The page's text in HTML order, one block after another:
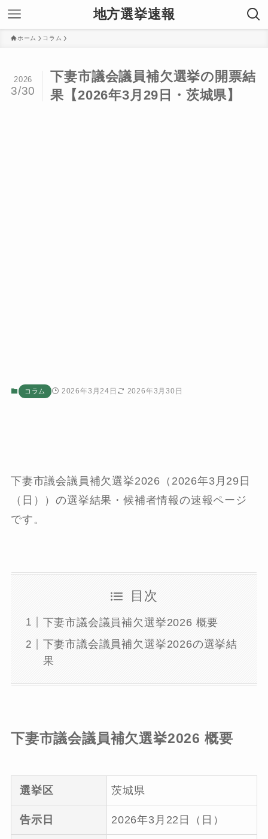
地方選挙速報
ホーム コラム
下妻市議会議員補欠選挙の開票結
果【2026年3月29日・茨城県】
2026
3/30
コラム 2026年3月24日 2026年3月30日
下妻市議会議員補欠選挙2026（2026年3月29日
（日））の選挙結果・候補者情報の速報ページ
です。
目次
下妻市議会議員補欠選挙2026 概要
下妻市議会議員補欠選挙2026の選挙結
果
下妻市議会議員補欠選挙2026 概要
選挙区 茨城県
告示日 2026年3月22日（日）